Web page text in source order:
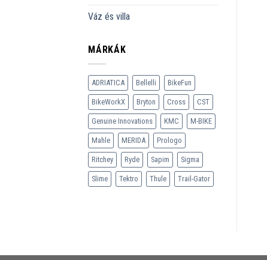
Váz és villa
MÁRKÁK
ADRIATICA Bellelli BikeFun
BikeWorkX Bryton Cross CST
Genuine Innovations KMC M-BIKE
Mahle MERIDA Prologo
Ritchey Ryde Sapim Sigma
Slime Tektro Thule Trail-Gator